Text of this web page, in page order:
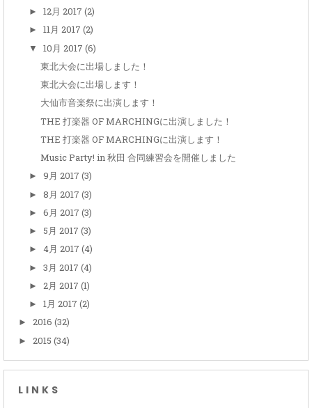
►12月 2017(2)
►11月 2017(2)
▼10月 2017(6)
東北大会に出場しました！
東北大会に出場します！
大仙市音楽祭に出演します！
THE 打楽器 OF MARCHINGに出演しました！
THE 打楽器 OF MARCHINGに出演します！
Music Party! in 秋田 合同練習会を開催しました
►9月 2017(3)
►8月 2017(3)
►6月 2017(3)
► 5月 2017(3)
►4月 2017(4)
►3月 2017(4)
► 2月 2017(1)
►1月 2017(2)
► 2016 (32)
► 2015 (34)
LINKS